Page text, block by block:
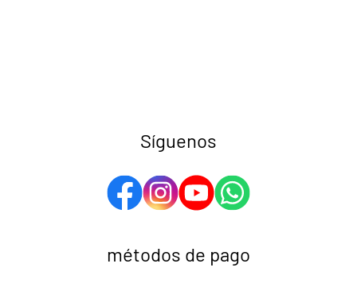
Síguenos
métodos de pago